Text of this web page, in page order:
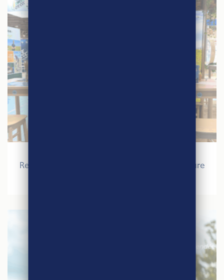
Retour sur le Salon International de l’Agriculture